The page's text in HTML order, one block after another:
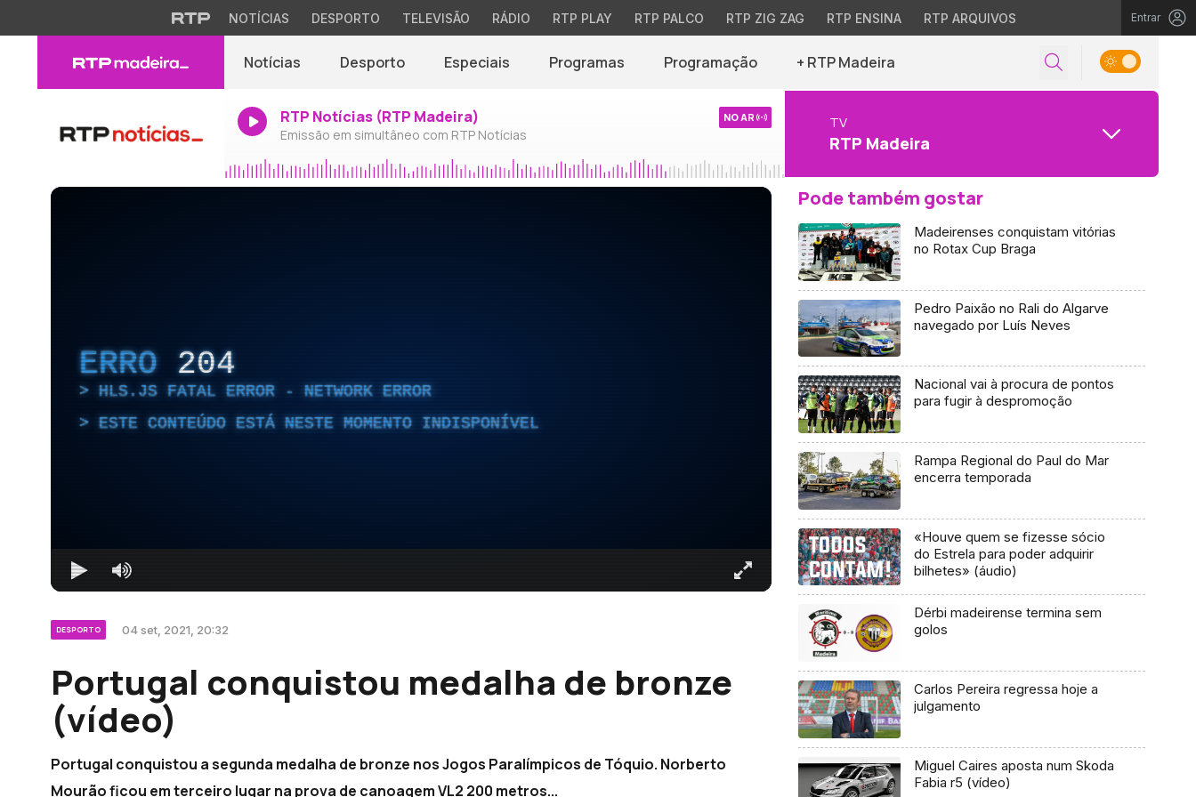
NOTÍCIAS DESPORTO TELEVISÃO RÁDIO RTP PLAY RTP PALCO RTP ZIG ZAG RTP ENSINA RTP ARQUIVOS Entrar
Notícias Desporto Especiais Programas Programação + RTP Madeira
RTP Notícias (RTP Madeira)
Emissão em simultâneo com RTP Notícias
NO AR TV
RTP Madeira
ERRO 204
HLS.JS FATAL ERROR - NETWORK ERROR
ESTE CONTEÚDO ESTÁ NESTE MOMENTO INDISPONÍVEL
DESPORTO 04 set, 2021, 20:32
Portugal conquistou medalha de bronze
(vídeo)
Portugal conquistou a segunda medalha de bronze nos Jogos Paralímpicos de Tóquio. Norberto
Mourão ficou em terceiro lugar na prova de canoagem VL2 200 metros...
Pode também gostar
Madeirenses conquistam vitórias
no Rotax Cup Braga
Pedro Paixão no Rali do Algarve
navegado por Luís Neves
Nacional vai à procura de pontos
para fugir à despromoção
Rampa Regional do Paul do Mar
encerra temporada
«Houve quem se fizesse sócio
do Estrela para poder adquirir
bilhetes» (áudio)
Dérbi madeirense termina sem
golos
Carlos Pereira regressa hoje a
julgamento
Miguel Caires aposta num Skoda
Fabia r5 (vídeo)